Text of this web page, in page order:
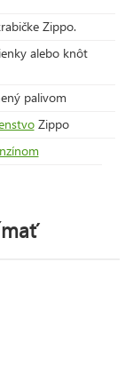
Zippo.
alebo knôt
palivom
Zippo